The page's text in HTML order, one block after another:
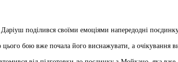
поділився своїми емоціями напередодні
цього бою вже почала його виснажувати, а очікування